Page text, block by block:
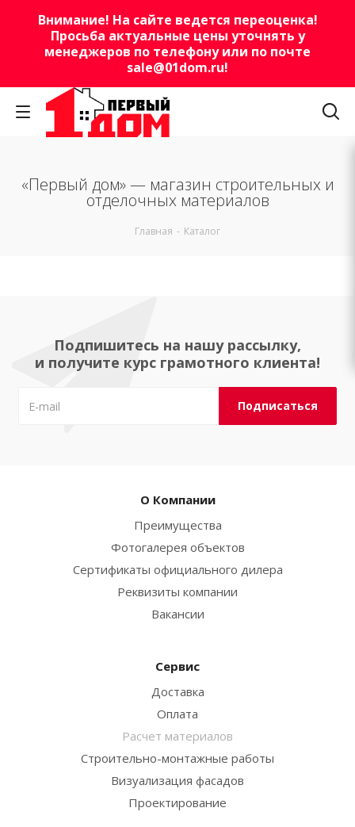
Внимание! На сайте ведется переоценка!
Просьба актуальные цены уточнять у
менеджеров по телефону или по почте
sale@01dom.ru!
«Первый дом» — магазин строительных и
отделочных материалов
Главная - Каталог
Подпишитесь на нашу рассылку,
и получите курс грамотного клиента!
О Компании
Преимущества
Фотогалерея объектов
Сертификаты официального дилера
Реквизиты компании
Вакансии
Сервис
Доставка
Оплата
Расчет материалов
Строительно-монтажные работы
Визуализация фасадов
Проектирование